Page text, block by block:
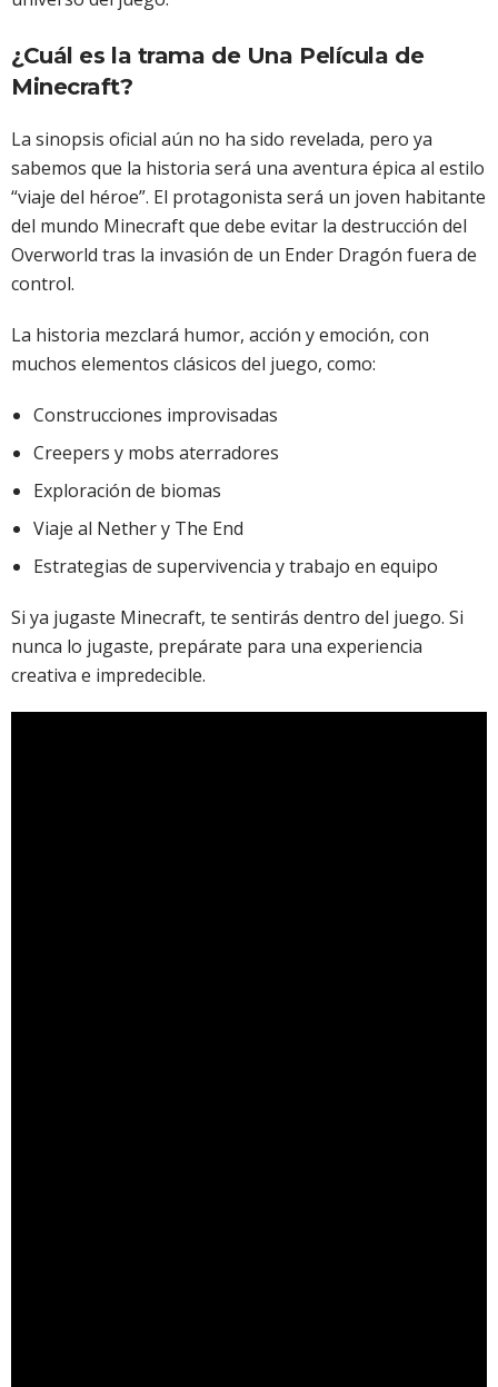
¿Cuál es la trama de Una Película de
Minecraft?
La sinopsis oficial aún no ha sido revelada, pero ya
sabemos que la historia será una aventura épica al estilo
“viaje del héroe”. El protagonista será un joven habitante
del mundo Minecraft que debe evitar la destrucción del
Overworld tras la invasión de un Ender Dragón fuera de
control.
La historia mezclará humor, acción y emoción, con
muchos elementos clásicos del juego, como:
Construcciones improvisadas
Creepers y mobs aterradores
Exploración de biomas
Viaje al Nether y The End
Estrategias de supervivencia y trabajo en equipo
Si ya jugaste Minecraft, te sentirás dentro del juego. Si
nunca lo jugaste, prepárate para una experiencia
creativa e impredecible.